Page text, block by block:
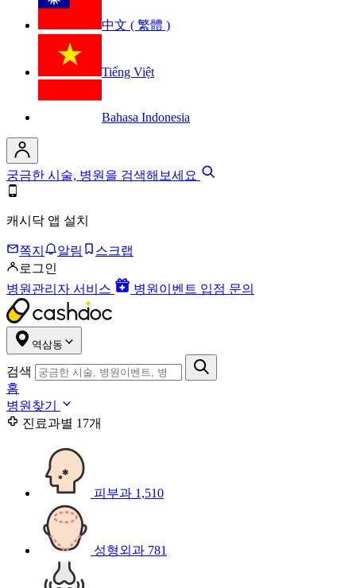
中文 ( 繁體 )
Tiếng Việt
Bahasa Indonesia
궁금한 시술, 병원을 검색해보세요
캐시닥 앱 설치
쪽지 알림
스크랩
로그인
병원관리자 서비스
병원이벤트 입점 문의
역삼동
검색
홈
병원찾기
진료과별 17개
피부과 1,510
성형외과 781